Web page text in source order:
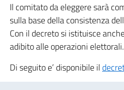
Il comitato da eleggere sarà
sulla base della consistenza
Con il decreto si istituisce
adibito alle operazioni elettorali.
Di seguito e’ disponibile il